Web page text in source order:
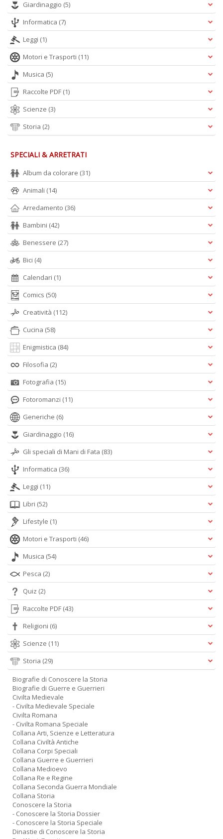
Giardinaggio (5)
Informatica (7)
Leggi (1)
Motori e Trasporti (11)
Musica (5)
Raccolte PDF (1)
Scienze (3)
Storia (2)
SPECIALI & ARRETRATI
Album da colorare (31)
Animali (14)
Arredamento (36)
Bambini (42)
Benessere (27)
Bici (4)
Calendari (1)
Comics (50)
Creatività (112)
Cucina (58)
Enigmistica (84)
Filosofia (2)
Fotografia (15)
Fotoromanzi (11)
Generiche (6)
Giardinaggio (16)
Gli speciali di Mani di Fata (83)
Informatica (36)
Leggi (11)
Libri (52)
Lifestyle (1)
Motori e Trasporti (46)
Musica (54)
Pesca (2)
Quiz (2)
Raccolte PDF (43)
Religioni (6)
Scienze (11)
Storia (29)
Biografie di Conoscere la Storia
Biografie di Guerre e Guerrieri
Civilta Medievale
- Civilta Medievale Speciale
Civilta Romana
- Civilta Romana Speciale
Collana Arti, Scienze e Letteratura
Collana Civiltà Antiche
Collana Corpi Speciali
Collana Guerre e Guerrieri
Collana Medioevo
Collana Re e Regine
Collana Seconda Guerra Mondiale
Collana Storia
Conoscere la Storia
- Conoscere la Storia Dossier
- Conoscere la Storia Speciale
Dinastie di Conoscere la Storia